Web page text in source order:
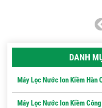
DANH
Máy Lọc Nước Ion Kiềm Hàn
Máy Lọc Nước Ion Kiềm